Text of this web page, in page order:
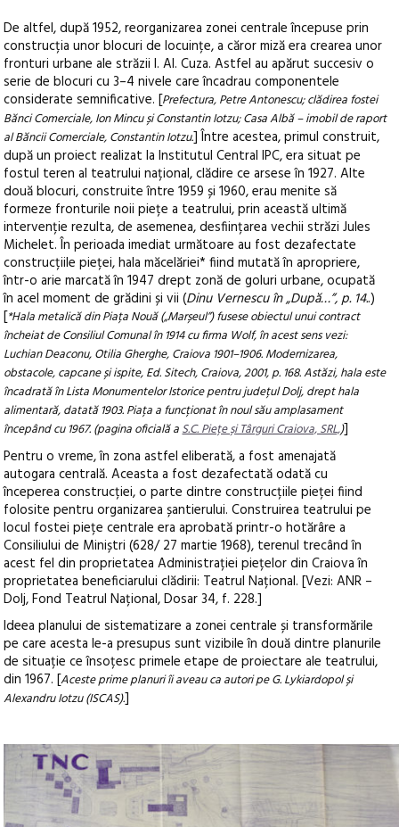
De altfel, după 1952, reorganizarea zonei centrale începuse prin
construcția unor blocuri de locuințe, a căror miză era crearea unor
fronturi urbane ale străzii I. Al. Cuza. Astfel au apărut succesiv o
serie de blocuri cu 3–4 nivele care încadrau componentele
considerate semnificative. [Prefectura, Petre Antonescu; clădirea fostei
Bănci Comerciale, Ion Mincu și Constantin Iotzu; Casa Albă – imobil de raport
al Băncii Comerciale, Constantin Iotzu.] Între acestea, primul construit,
după un proiect realizat la Institutul Central IPC, era situat pe
fostul teren al teatrului național, clădire ce arsese în 1927. Alte
două blocuri, construite între 1959 și 1960, erau menite să
formeze fronturile noii piețe a teatrului, prin această ultimă
intervenție rezulta, de asemenea, desființarea vechii străzi Jules
Michelet. În perioada imediat următoare au fost dezafectate
construcțiile pieței, hala măcelăriei* fiind mutată în apropriere,
într-o arie marcată în 1947 drept zonă de goluri urbane, ocupată
în acel moment de grădini și vii (Dinu Vernescu în „După…”, p. 14..)
[*Hala metalică din Piața Nouă („Marșeul”) fusese obiectul unui contract
încheiat de Consiliul Comunal în 1914 cu firma Wolf, în acest sens vezi:
Luchian Deaconu, Otilia Gherghe, Craiova 1901–1906. Modernizarea,
obstacole, capcane și ispite, Ed. Sitech, Craiova, 2001, p. 168. Astăzi, hala este
încadrată în Lista Monumentelor Istorice pentru județul Dolj, drept hala
alimentară, datată 1903. Piața a funcționat în noul său amplasament
începând cu 1967. (pagina oficială aS.C. Piețe și Târguri Craiova, SRL,)]
Pentru o vreme, în zona astfel eliberată, a fost amenajată
autogara centrală. Aceasta a fost dezafectată odată cu
începerea construcției, o parte dintre construcțiile pieței fiind
folosite pentru organizarea șantierului. Construirea teatrului pe
locul fostei piețe centrale era aprobată printr-o hotărâre a
Consiliului de Miniștri (628/ 27 martie 1968), terenul trecând în
acest fel din proprietatea Administrației piețelor din Craiova în
proprietatea beneficiarului clădirii: Teatrul Național. [Vezi: ANR –
Dolj, Fond Teatrul Național, Dosar 34, f. 228.]
Ideea planului de sistematizare a zonei centrale și transformările
pe care acesta le-a presupus sunt vizibile în două dintre planurile
de situație ce însoțesc primele etape de proiectare ale teatrului,
din 1967. [Aceste prime planuri îi aveau ca autori pe G. Lykiardopol și
Alexandru Iotzu (ISCAS).]